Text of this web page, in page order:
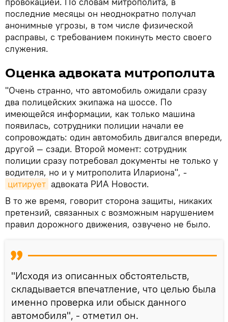
последние месяцы он неоднократно получал
анонимные угрозы, в том числе физической
расправы, с требованием покинуть место своего
служения.
Оценка адвоката митрополита
"Очень странно, что автомобиль ожидали сразу
два полицейских экипажа на шоссе. По
имеющейся информации, как только машина
появилась, сотрудники полиции начали ее
сопровождать: один автомобиль двигался впереди,
другой — сзади. Второй момент: сотрудник
полиции сразу потребовал документы не только у
водителя, но и у митрополита Илариона", -
цитирует адвоката РИА Новости.
В то же время, говорит сторона защиты, никаких
претензий, связанных с возможным нарушением
правил дорожного движения, озвучено не было.
"Исходя из описанных обстоятельств,
складывается впечатление, что целью была
именно проверка или обыск данного
автомобиля", - отметил он.